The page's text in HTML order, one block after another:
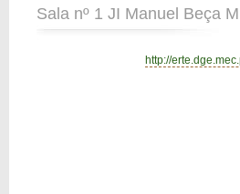
Sala nº 1 JI Manuel Beça
http://